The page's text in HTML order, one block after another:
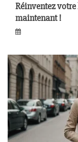
Réinventez
maintenant !